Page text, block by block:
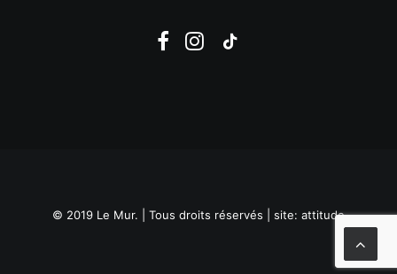
© 2019 Le Mur. | Tous droits réservés | site: attitude